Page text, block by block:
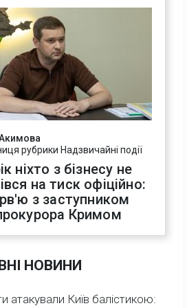
рубрики Надзвичайні події
ніхто з бізнесу не
на тиск офіційно:
з заступником
Кримом
НОВИНИ
атакували Київ балістикою: